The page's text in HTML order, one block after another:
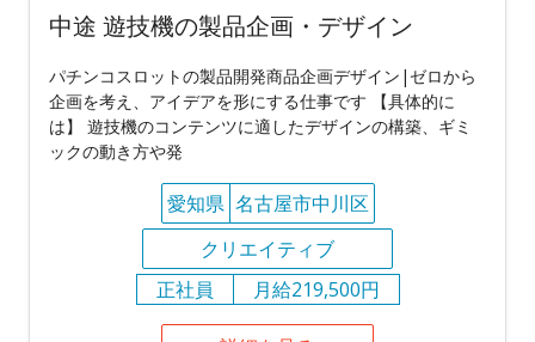
中途 遊技機の製品企画・デザイン
パチンコスロットの製品開発商品企画デザイン|ゼロから
企画を考え、アイデアを形にする仕事です 【具体的に
は】 遊技機のコンテンツに適したデザインの構築、ギミ
ックの動き方や発
愛知県 名古屋市中川区
クリエイティブ
正社員
月給219,500円